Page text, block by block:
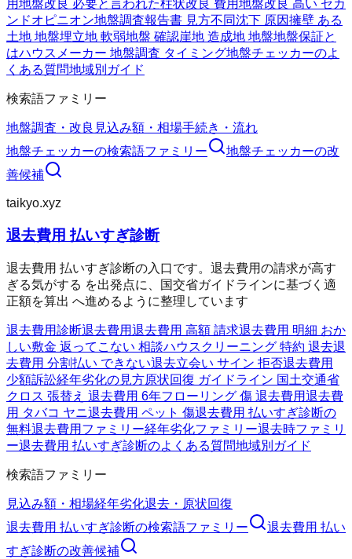
用地盤改良 必要と言われた柱状改良 費用地盤改良 高い セカ
ンドオピニオン地盤調査報告書 見方不同沈下 原因擁壁 ある
土地 地盤埋立地 軟弱地盤 確認崖地 造成地 地盤地盤保証と
はハウスメーカー 地盤調査 タイミング地盤チェッカーのよ
くある質問地域別ガイド
検索語ファミリー
地盤調査・改良 見込み額・相場手続き・流れ
地盤チェッカーの検索語ファミリー 地盤チェッカーの改
善候補
taikyo.xyz
退去費用 払いすぎ診断
退去費用 払いすぎ診断の入口です。退去費用の請求が高す
ぎる気がする を出発点に、国交省ガイドラインに基づく適
正額を算出 へ進めるように整理しています
退去費用診断退去費用退去費用 高額 請求退去費用 明細 おか
しい敷金 返ってこない 相談ハウスクリーニング 特約 退去退
去費用 分割払い できない退去立会い サイン 拒否退去費用
少額訴訟経年劣化の見方原状回復 ガイドライン 国土交通省
クロス 張替え 退去費用 6年フローリング 傷 退去費用退去費
用 タバコ ヤニ退去費用 ペット 傷退去費用 払いすぎ診断の
無料退去費用ファミリー経年劣化ファミリー退去時ファミリ
ー退去費用 払いすぎ診断のよくある質問地域別ガイド
検索語ファミリー
見込み額・相場経年劣化退去・原状回復
退去費用 払いすぎ診断の検索語ファミリー
退去費用 払い
すぎ診断の改善候補